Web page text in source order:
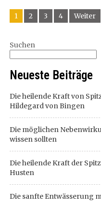
Beitragsnavigation
1 2 3 4 Weiter
Suchen
Neueste Beiträge
Die heilende Kraft von
Hildegard von Bingen
Die möglichen
wissen sollten
Die heilende Kraft der
Husten
Die sanfte Entwässerung